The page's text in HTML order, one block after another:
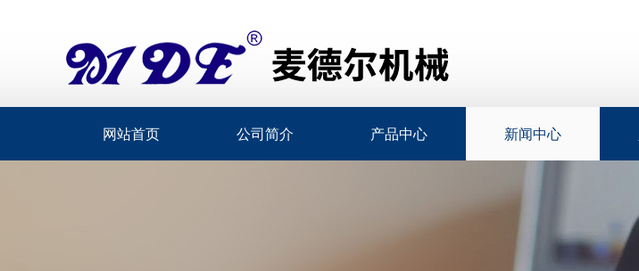
网站首页 公司简介 产品中心 新闻中心